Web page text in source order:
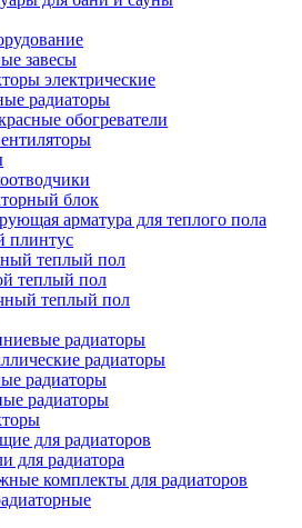
завесы
электрические
радиаторы
обогреватели
блок
арматура для теплого пола
плинтус
теплый пол
теплый пол
теплый пол
радиаторы
радиаторы
радиаторы
радиаторы
для радиаторов
для радиатора
комплекты для радиаторов